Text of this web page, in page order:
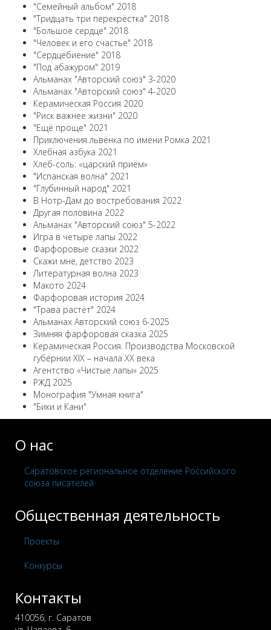
"Семейный альбом" 2018
"Тридцать три перекрёстка" 2018
"Большое сердце" 2018
"Человек и его счастье" 2018
"Сердцебиение" 2018
"Под абажуром" 2019
Альманах "Авторский союз" 3-2020
Альманах "Авторский союз" 4-2020
Керамическая Россия 2020
"Риск важнее жизни" 2020
"Ещё проще" 2021
Приключения львёнка по имени Ромка 2021
Хлебная азбука 2021
Хлеб-соль: «царский приём»
"Испанская волна" 2021
"Глубинный народ" 2021
В Нотр-Дам до востребования 2022
Другая половина 2022
Альманах "Авторский союз" 5-2022
Игра в четыре лапы 2022
Фарфоровые сказки 2022
Скажи мне, детство 2023
Литературная волна 2023
Макото 2024
Фарфоровая история 2024
"Трава растёт" 2024
Альманах Авторский союз 6-2025
Зимняя фарфоровая сказка 2025
Керамическая Россия. Производства Московской
губернии XIX – начала XX века
Агентство «Чистые лапы» 2025
РЖД 2025
Монография "Умная книга"
"Бики и Кани"
О нас
Саратовское региональное отделение Российского
союза писателей
Общественная деятельность
Проекты
Конкурсы
Контакты
410056, г. Саратов